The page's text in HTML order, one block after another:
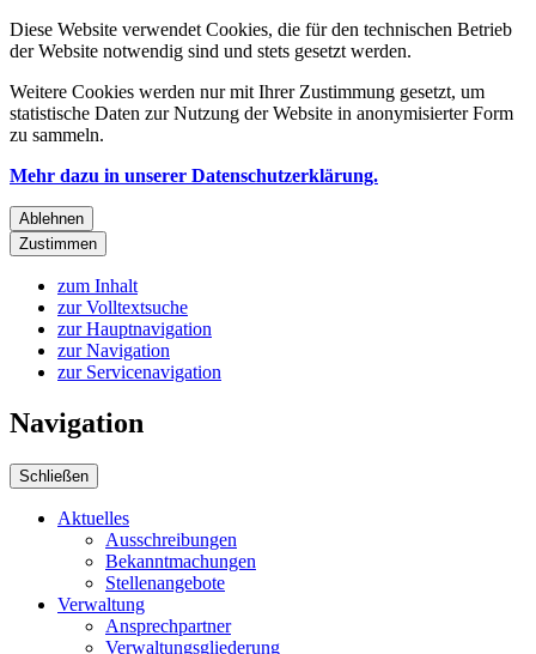
Diese Website verwendet Cookies, die für den technischen Betrieb
der Website notwendig sind und stets gesetzt werden.
Weitere Cookies werden nur mit Ihrer Zustimmung gesetzt, um
statistische Daten zur Nutzung der Website in anonymisierter Form
zu sammeln.
Mehr dazu in unserer Datenschutzerklärung.
Ablehnen
Zustimmen
zum Inhalt
zur Volltextsuche
zur Hauptnavigation
zur Navigation
zur Servicenavigation
Navigation
Schließen
Aktuelles
Ausschreibungen
Bekanntmachungen
Stellenangebote
Verwaltung
Ansprechpartner
Verwaltungsgliederung